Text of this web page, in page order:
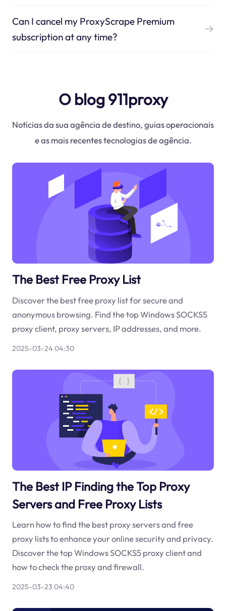
Can I cancel my ProxyScrape Premium
subscription at any time?
O blog 911proxy
Notícias da sua agência de destino, guias operacionais
e as mais recentes tecnologias de agência.
The Best Free Proxy List
Discover the best free proxy list for secure and
anonymous browsing. Find the top Windows SOCKS5
proxy client, proxy servers, IP addresses, and more.
2025-03-24 04:30
The Best IP Finding the Top Proxy
Servers and Free Proxy Lists
Learn how to find the best proxy servers and free
proxy lists to enhance your online security and privacy.
Discover the top Windows SOCKS5 proxy client and
how to check the proxy and firewall.
2025-03-23 04:40